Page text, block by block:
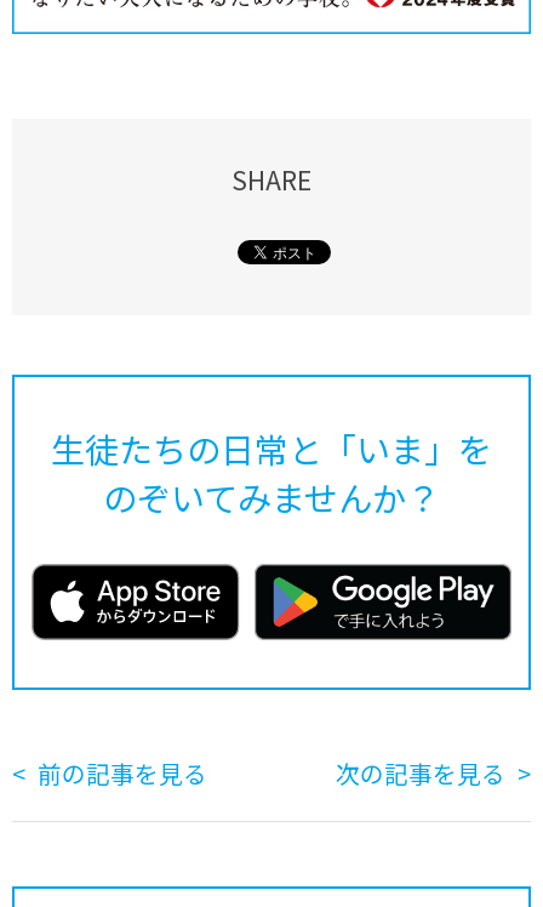
SHARE
生徒たちの日常と「いま」を
のぞいてみませんか？
前の記事を見る 次の記事を見る